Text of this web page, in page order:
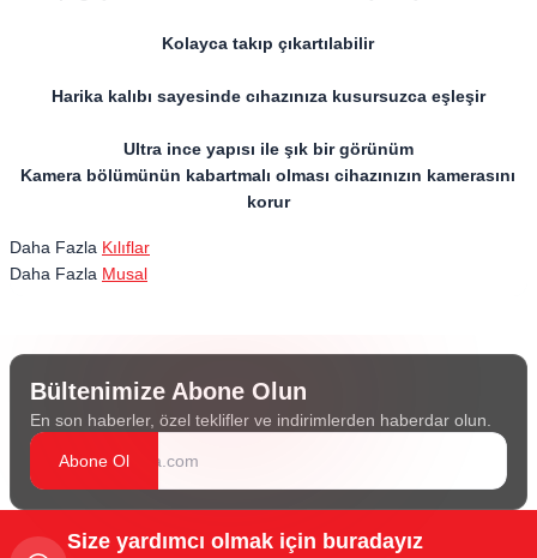
Kolayca takıp çıkartılabilir
Harika kalıbı sayesinde cıhazınıza kusursuzca eşleşir
Ultra ince yapısı ile şık bir görünüm
Kamera bölümünün kabartmalı olması cihazınızın kamerasını
korur
Daha Fazla Kılıflar
Daha Fazla Musal
Bültenimize Abone Olun
En son haberler, özel teklifler ve indirimlerden haberdar olun.
Abone Ol
Size yardımcı olmak için buradayız